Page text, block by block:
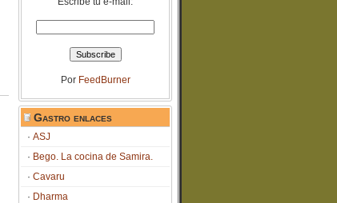
Por FeedBurner
Gastro enlaces
ASJ
Bego. La cocina de Samira.
Cavaru
Dharma